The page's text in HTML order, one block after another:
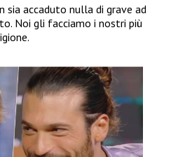
sia accaduto nulla di grave ad
Noi gli facciamo i nostri più